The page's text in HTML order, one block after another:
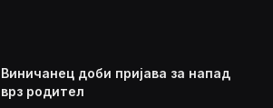
Виничанец доби пријава за напад
врз родител